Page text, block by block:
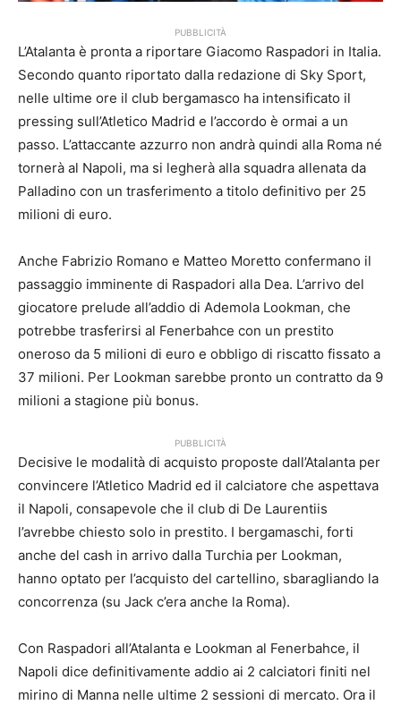
PUBBLICITÀ
L’Atalanta è pronta a riportare Giacomo Raspadori in Italia.
Secondo quanto riportato dalla redazione di Sky Sport,
nelle ultime ore il club bergamasco ha intensificato il
pressing sull’Atletico Madrid e l’accordo è ormai a un
passo. L’attaccante azzurro non andrà quindi alla Roma né
tornerà al Napoli, ma si legherà alla squadra allenata da
Palladino con un trasferimento a titolo definitivo per 25
milioni di euro.
Anche Fabrizio Romano e Matteo Moretto confermano il
passaggio imminente di Raspadori alla Dea. L’arrivo del
giocatore prelude all’addio di Ademola Lookman, che
potrebbe trasferirsi al Fenerbahce con un prestito
oneroso da 5 milioni di euro e obbligo di riscatto fissato a
37 milioni. Per Lookman sarebbe pronto un contratto da 9
milioni a stagione più bonus.
PUBBLICITÀ
Decisive le modalità di acquisto proposte dall’Atalanta per
convincere l’Atletico Madrid ed il calciatore che aspettava
il Napoli, consapevole che il club di De Laurentiis
l’avrebbe chiesto solo in prestito. I bergamaschi, forti
anche del cash in arrivo dalla Turchia per Lookman,
hanno optato per l’acquisto del cartellino, sbaragliando la
concorrenza (su Jack c’era anche la Roma).
Con Raspadori all’Atalanta e Lookman al Fenerbahce, il
Napoli dice definitivamente addio ai 2 calciatori finiti nel
mirino di Manna nelle ultime 2 sessioni di mercato. Ora il